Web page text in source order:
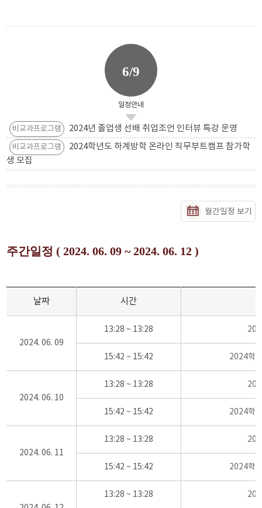
6/9
일정안내
비교과프로그램 2024년 졸업생 선배 취업조언 인터뷰 특강 운영
비교과프로그램
2024학년도 하계방학 온라인 직무부트캠프 참가학
생 모집
월간일정 보기
주간일정 ( 2024. 06. 09 ~ 2024. 06. 12 )
날짜 시간
2024. 06. 09
13:28 ~ 13:28
15:42 ~ 15:42 2024학
2024. 06. 10
13:28 ~ 13:28
15:42 ~ 15:42 2024학
2024. 06. 11
13:28 ~ 13:28
15:42 ~ 15:42 2024학
13:28 ~ 13:28